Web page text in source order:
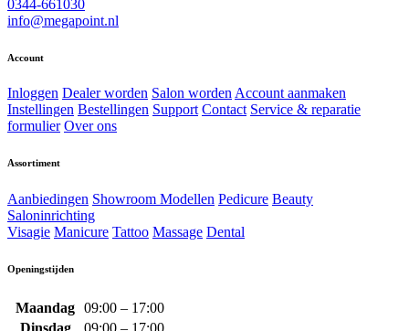
0344-661030
info@megapoint.nl
Account
Inloggen Dealer worden Salon wordenAccount aanmaken
Instellingen Bestellingen Support Contact Service & reparatie
formulier Over ons
Assortiment
Aanbiedingen Showroom Modellen Pedicure Beauty
Saloninrichting
Visagie Manicure Tattoo Massage Dental
Openingstijden
Maandag 09:00 – 17:00